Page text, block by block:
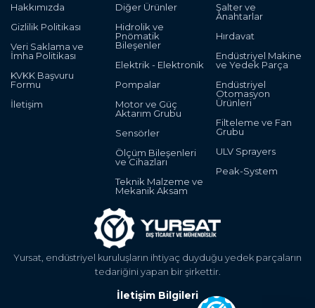
Yursat, endüstriyel kuruluşların ihtiyaç duyduğu yedek parçaların
tedariğini yapan bir şirkettir.
Hakkımızda
Gizlilik Politikası
Veri Saklama ve
İmha Politikası
KVKK Başvuru
Formu
İletişim
Diğer Ürünler
Hidrolik ve
Pnömatik
Bileşenler
Elektrik - Elektronik
Pompalar
Motor ve Güç
Aktarım Grubu
Sensörler
Ölçüm Bileşenleri
ve Cihazları
Teknik Malzeme ve
Mekanik Aksam
Şalter ve
Anahtarlar
Hırdavat
Endüstriyel Makine
ve Yedek Parça
Endüstriyel
Otomasyon
Ürünleri
Filteleme ve Fan
Grubu
ULV Sprayers
Peak-System
İletişim Bilgileri